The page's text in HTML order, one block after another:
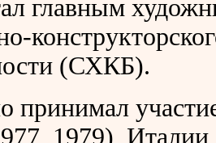
главным
(СХКБ).
принимал
1979),